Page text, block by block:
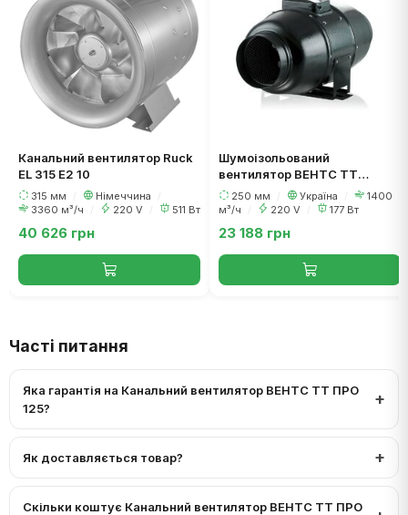
Канальний вентилятор Ruck
EL 315 E2 10
315 мм Німеччина
3360 м³/ч
220 V 511 Вт
40 626 грн
Шумоізольований
вентилятор ВЕНТС ТТ
Сайлент-М 250
250 мм Україна
1400
м³/ч
220 V 177 Вт
23 188 грн
Часті питання
Яка гарантія на Канальний вентилятор ВЕНТС ТТ ПРО
125?
Як доставляється товар?
Скільки коштує Канальний вентилятор ВЕНТС ТТ ПРО